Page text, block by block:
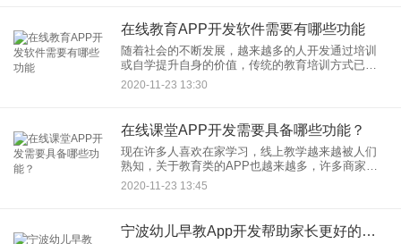
在线教育APP开发软件需要有哪些功能
随着社会的不断发展，越来越多的人开发通过培训
或自学提升自身的价值，传统的教育培训方式已经
无法适应移动互联网时代的需要，为了帮助人们更
好的提升学习的效率，在线教育APP开发应运而
2020-11-23 13:30
在线课堂APP开发需要具备哪些功能？
现在许多人喜欢在家学习，线上教学越来越被人们
熟知，关于教育类的APP也越来越多，许多商家就
看中了在线课堂APP，都想开发一款受欢迎的在线
学习APP，在线课堂app开发为人们的学习生活带来
2020-11-23 13:45
宁波幼儿早教App开发帮助家长更好的教育孩子